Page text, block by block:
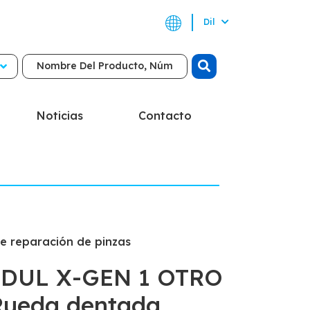
Dil
Noticias Contacto
reparación de pinzas
X-GEN 1 OTRO